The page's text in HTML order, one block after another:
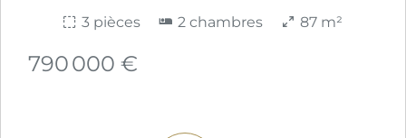
3 pièces 2 chambres 87 m²
790 000 €